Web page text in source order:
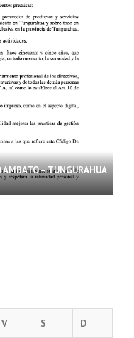
– TUNGURAHUA
V S D